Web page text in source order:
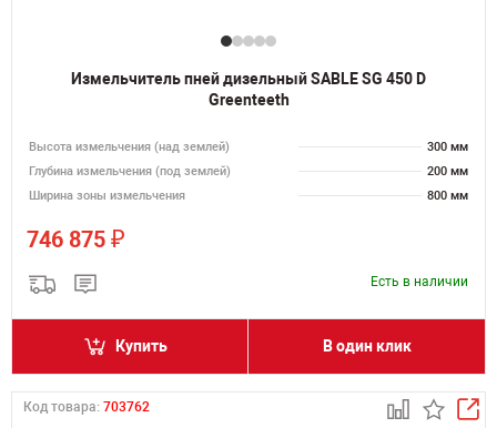
Измельчитель пней дизельный SABLE SG 450 D
Greenteeth
Высота измельчения (над землей)
300 мм
Глубина измельчения (под землей)
200 мм
Ширина зоны измельчения
800 мм
746 875 ₽
Есть в наличии
Купить В один клик
Код товара: 703762